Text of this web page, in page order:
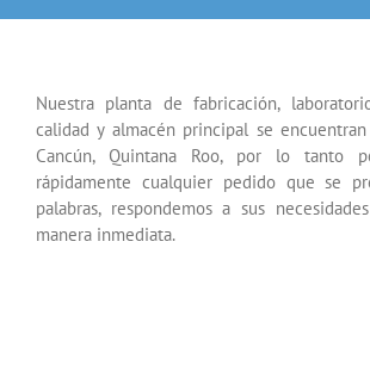
Nuestra planta de fabricación,
calidad y almacén principal se
Cancún, Quintana Roo, por lo tanto
rápidamente cualquier pedido que se
palabras, respondemos a sus
manera inmediata.